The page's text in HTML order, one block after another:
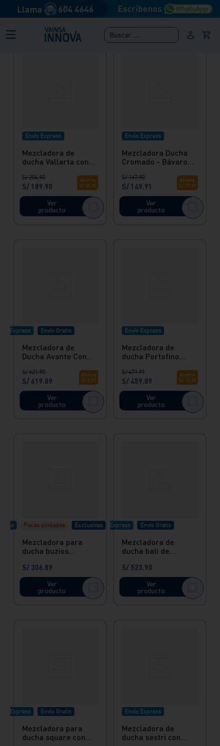
Buscar....
Ver
producto
Ver
producto
Envío Express
Mezcladora de
ducha Vallarta con
Cromada Italgrif
S/ 204.90
S/ 189.90
Ahorra
S/ 15. 00
Ver
producto
Envío Express
Mezcladora Ducha
Cromado - Bávaro
Italgrif
S/ 167.90
S/ 149.91
Ahorra
S/ 17. 99
Ver
producto
Express Envío Gratis
Mezcladora de
Ducha Avante Con
Vainsa
S/ 621.90
S/ 619.89
Ahorra
S/ 2 01
Ver
producto
Envío Express
Mezcladora de
ducha Portofino
morgan
S/ 471.91
S/ 459.89
Ahorra
S/ 12. 02
Ver
producto
Pocas unidades Exclusivas
Mezcladora para
ducha buzios
S/ 306.89
Ver
producto
Envío Express Envío Gratis
Mezcladora de
ducha bali de
salida gap 12 Vainsa
S/ 523.90
Ver
producto
Express Envío Gratis
Mezcladora para
ducha square con
Envío Express
Mezcladora de
ducha sestri con